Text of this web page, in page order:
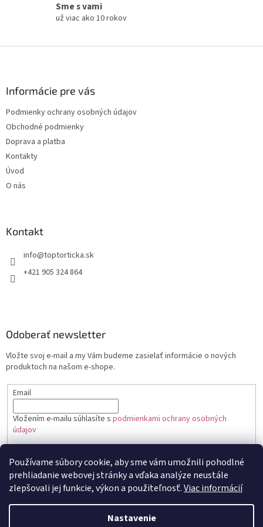
Používame súbory cookie, aby sme vám umožnili pohodlné
prehliadanie webovej stránky a vďaka analýze neustále
zlepšovali jej funkcie, výkon a použiteľnosť.Viac informácií
Nastavenie
Sme s vami
už viac ako 10 rokov
Informácie pre vás
Podmienky ochrany osobných údajov
Obchodné podmienky
Doprava a platba
Kontakty
Úvod
O nás
Kontakt
+421 905 324 864
Odoberať newsletter
Vložte svoj e-mail a my Vám budeme zasielať informácie o nových
produktoch na našom e-shope.
Email
Vložením e-mailu súhlasíte s podmienkami ochrany osobných
údajov
PRIHLÁSIŤ SA